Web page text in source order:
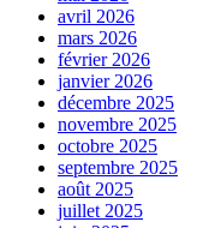
avril 2026
mars 2026
février 2026
janvier 2026
décembre 2025
novembre 2025
octobre 2025
septembre 2025
août 2025
juillet 2025